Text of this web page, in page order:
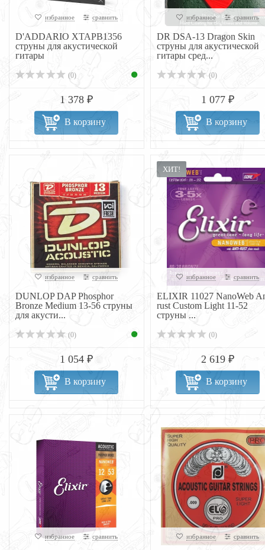
избранное сравнить
D'ADDARIO XTAPB1356
струны для акустической
гитары
(0)
1 378 ₽
В корзину
избранное сравнить
DR DSA-13 Dragon Skin
струны для акустической
гитары сред...
(0)
1 077 ₽
В корзину
избранное сравнить
DUNLOP DAP Phosphor
Bronze Medium 13-56 струны
для акусти...
(0)
1 054 ₽
В корзину
ХИТ!
избранное сравнить
ELIXIR 11027 NanoWeb
rust Custom Light 11-52
струны ...
(0)
2 619 ₽
В корзину
избранное сравнить избранное сравнить